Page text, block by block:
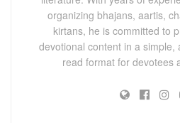
organizing bhajans, aartis,
kirtans, he is committed to
devotional content in a simple,
read format for devotees